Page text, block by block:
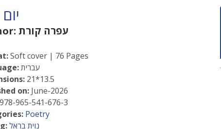
עפרה קורת
Soft cover | 76 Pages
עברית
21*13.5
on: June-2026
978-965-541-676-3
Poetry
נוית בראל